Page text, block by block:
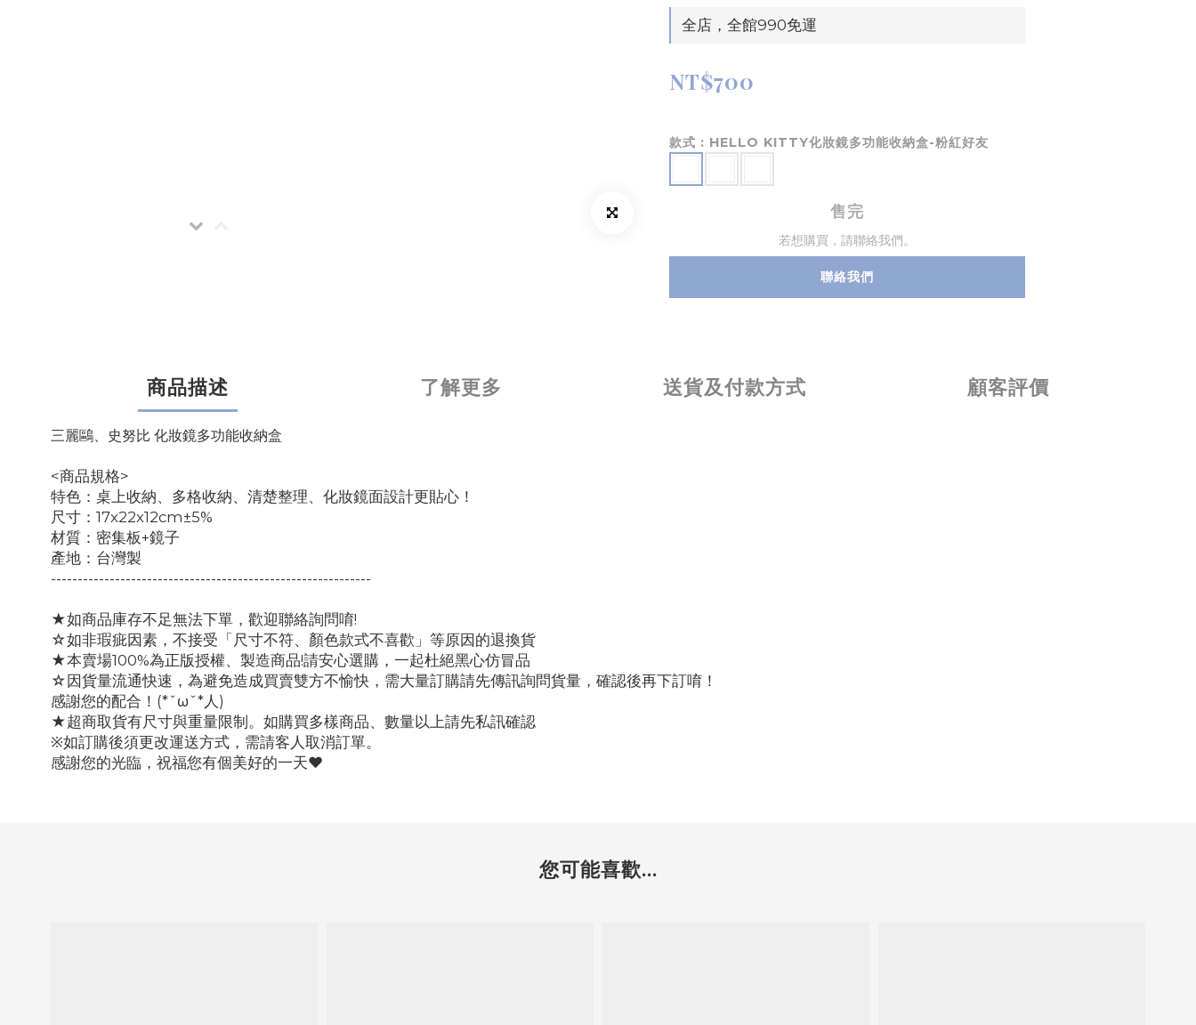
全店，全館990免運
NT$700
款式 : HELLO KITTY化妝鏡多功能收納盒-粉紅好友
售完
若想購買，請聯絡我們。
聯絡我們
商品描述 了解更多 送貨及付款方式 顧客評價
三麗鷗、史努比 化妝鏡多功能收納盒
<商品規格>
特色：桌上收納、多格收納、清楚整理、化妝鏡面設計更貼心！
尺寸：17x22x12cm±5%
材質：密集板+鏡子
產地：台灣製
------------------------------------------------------------
★如商品庫存不足無法下單，歡迎聯絡詢問唷!
☆如非瑕疵因素，不接受「尺寸不符、顏色款式不喜歡」等原因的退換貨
★本賣場100%為正版授權、製造商品!請安心選購，一起杜絕黑心仿冒品
☆因貨量流通快速，為避免造成買賣雙方不愉快，需大量訂購請先傳訊詢問貨量，確認後再下訂唷！
感謝您的配合！(*ˇωˇ*人)
★超商取貨有尺寸與重量限制。如購買多樣商品、數量以上請先私訊確認
※如訂購後須更改運送方式，需請客人取消訂單。
感謝您的光臨，祝福您有個美好的一天♥
您可能喜歡...